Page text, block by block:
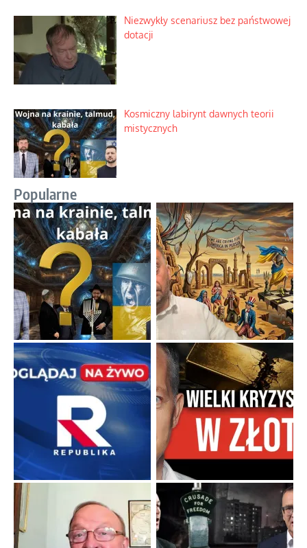
Niezwykły scenariusz bez państwowej
dotacji
Kosmiczny labirynt dawnych teorii
mistycznych
Popularne